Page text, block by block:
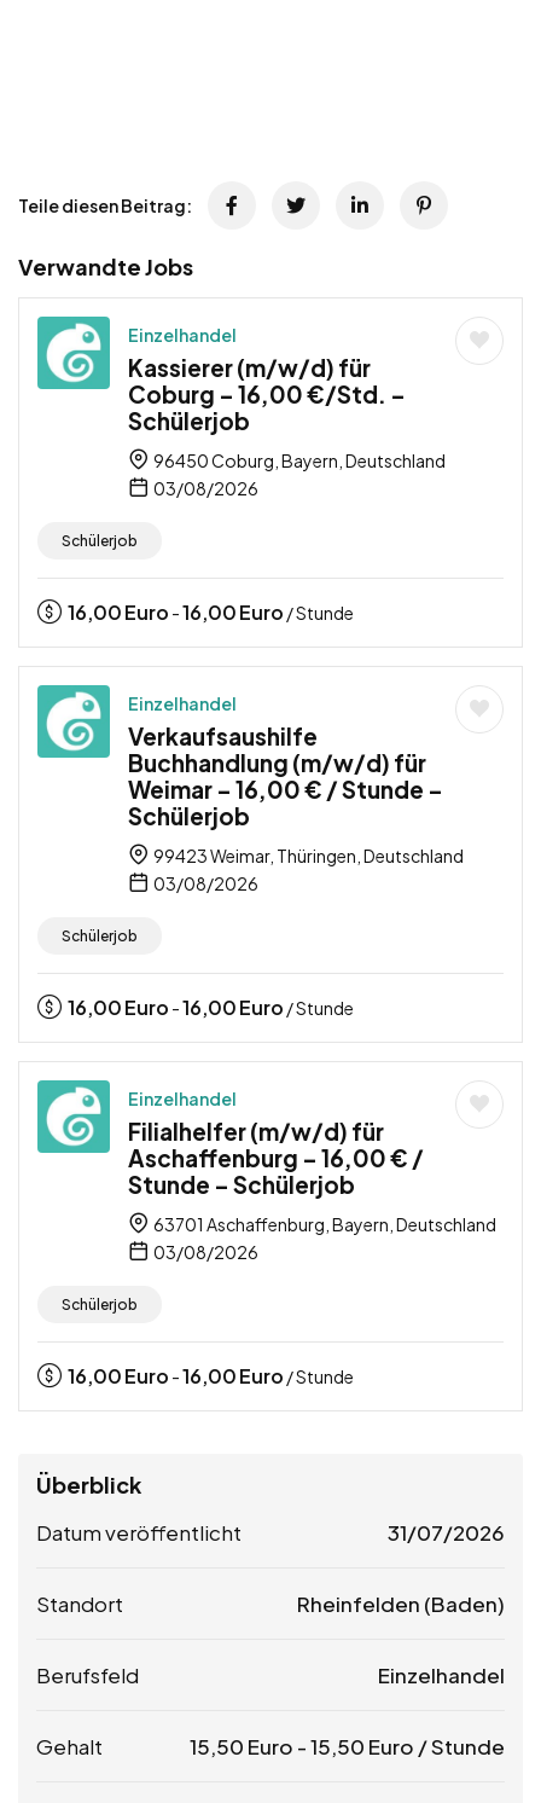
Teile diesen Beitrag:
Verwandte Jobs
Einzelhandel
Kassierer (m/w/d) für
Coburg – 16,00 €/Std. –
Schülerjob
96450 Coburg, Bayern, Deutschland
03/08/2026
Schülerjob
16,00Euro -16,00Euro / Stunde
Einzelhandel
Verkaufsaushilfe
Buchhandlung (m/w/d) für
Weimar – 16,00 € / Stunde –
Schülerjob
99423 Weimar, Thüringen, Deutschland
03/08/2026
Schülerjob
16,00Euro -16,00Euro / Stunde
Einzelhandel
Filialhelfer (m/w/d) für
Aschaffenburg – 16,00 € /
Stunde – Schülerjob
63701 Aschaffenburg, Bayern, Deutschland
03/08/2026
Schülerjob
16,00Euro -16,00Euro / Stunde
Überblick
Datum veröffentlicht 31/07/2026
Standort Rheinfelden (Baden)
Berufsfeld Einzelhandel
Gehalt 15,50 Euro -15,50 Euro / Stunde